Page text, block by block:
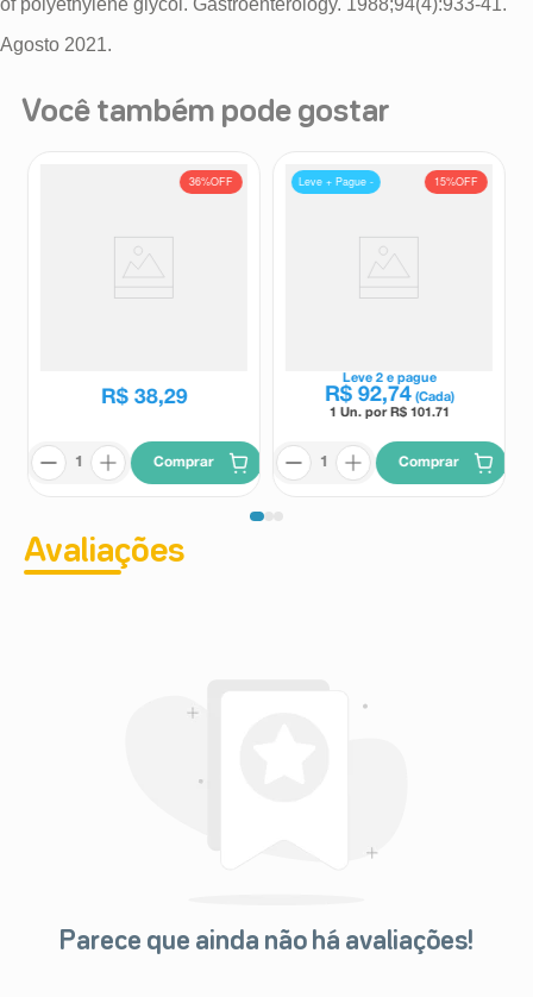
Você também pode gostar
36%OFF
R$ 38,29
Comprar
15%OFF
Leve + Pague -
Leve 2e pague
R$ 92,74 (Cada)
1 Un. por R$ 101.71
Comprar
Avaliações
Parece que ainda não há avaliações!